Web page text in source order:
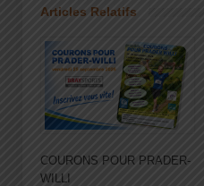
Articles Relatifs
COURONS POUR PRADER-
WILLI